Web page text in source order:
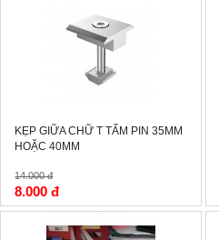
KẸP GIỮA CHỮ T TẤM PIN 35MM
HOẶC 40MM
14.000 đ
8.000 đ